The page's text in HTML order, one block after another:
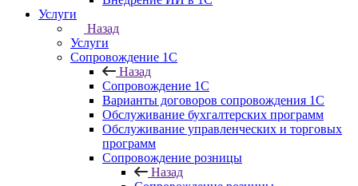
Услуги
Назад
Услуги
Сопровождение 1С
Назад
Сопровождение 1С
Варианты договоров сопровождения 1С
Обслуживание бухгалтерских программ
Обслуживание управленческих и торговых
программ
Сопровождение розницы
Назад